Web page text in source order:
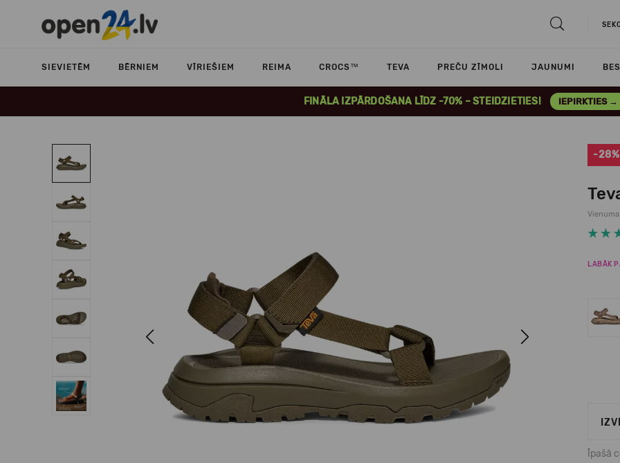
SIEVIETĒM BĒRNIEM VĪRIEŠIEM REIMA CROCS™ TEVA PREČU ZĪMOLI JAUNUMI
FINĀLA IZPĀRDOŠANA LĪDZ -70% – STEIDZIETIES! IEPIRKTIES →
Next
-28%
LABĀK
Īpašā